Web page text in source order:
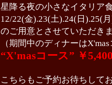
星降る夜の小さなイタリア
12/22(金).23(土).24(日).25(
のご用意とさせていただき
（期間中のディナーは
“X'masコース” ￥
こちらもご予約お待ちして